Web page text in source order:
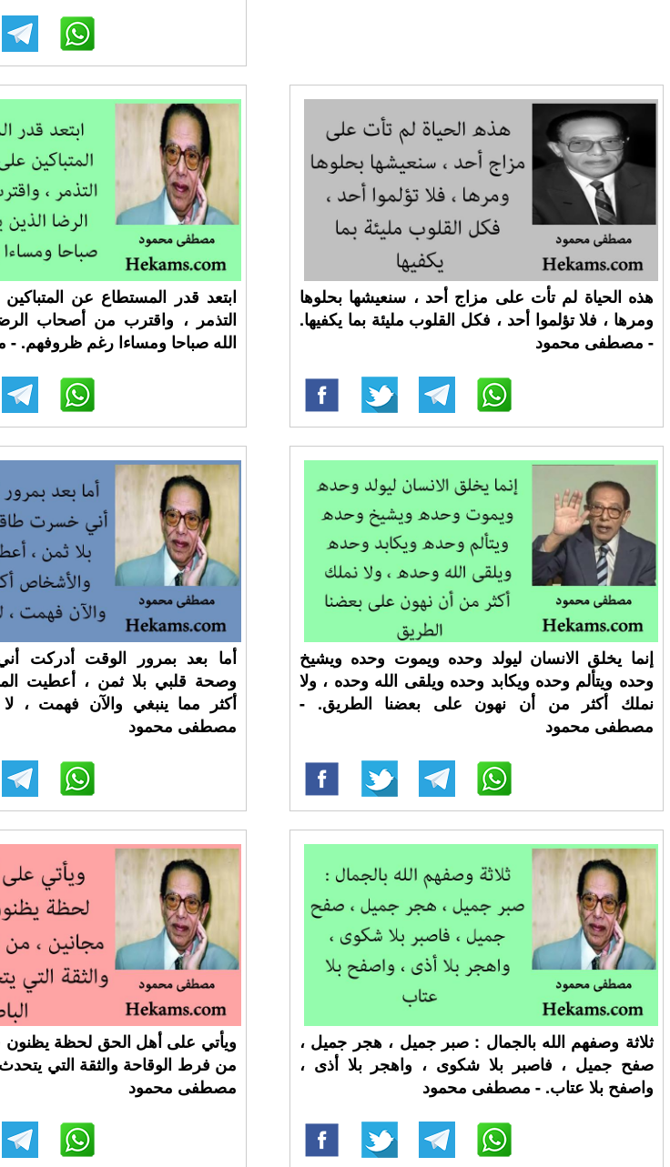
ابتعد قدر المستطاع عن
التذمر ، واقترب من أصحاب
الله صباحا ومساءا رغم
هذه الحياة لم تأت على مزاج أحد ، سنعيشها بحلوها
ومرها ، فلا تؤلموا أحد ، فكل القلوب مليئة بما يكفيها.
- مصطفى محمود
أما بعد بمرور الوقت أدركت
وصحة قلبي بلا ثمن ، أعطيت
أكثر مما ينبغي والآن فهمت
مصطفى محمود
إنما يخلق الانسان ليولد وحده ويموت وحده ويشيخ
وحده ويتألم وحده ويكابد وحده ويلقى الله وحده ، ولا
نملك أكثر من أن نهون على بعضنا الطريق. -
مصطفى محمود
ويأتي على أهل الحق لحظة يظنون
من فرط الوقاحة والثقة التي
مصطفى محمود
ثلاثة وصفهم الله بالجمال : صبر جميل ، هجر جميل ،
صفح جميل ، فاصبر بلا شكوى ، واهجر بلا أذى ،
واصفح بلا عتاب. - مصطفى محمود